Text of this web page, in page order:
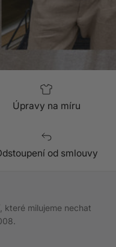
Úpravy na míru
od smlouvy
které milujeme nechat